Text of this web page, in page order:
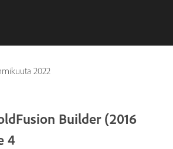
2022
Builder (2016
4